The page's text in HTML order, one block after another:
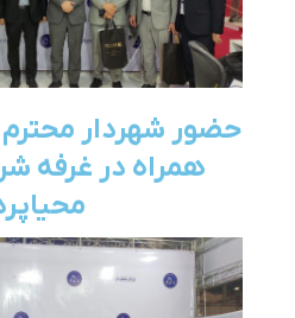
حضور شهردار
همراه در غرفه